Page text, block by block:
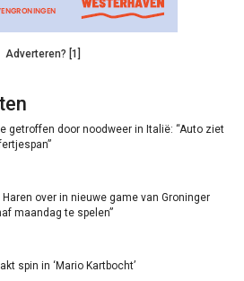
Adverteren? [1]
getroffen door noodweer in Italië: “Auto ziet
over in nieuwe game van Groninger
maandag te spelen”
spin in ‘Mario Kartbocht’